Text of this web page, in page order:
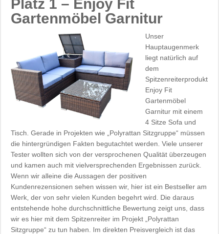
Platz 1 – Enjoy Fit
Gartenmöbel Garnitur
Unser
Hauptaugenmerk
liegt natürlich auf
dem
Spitzenreiterprodukt
Enjoy Fit
Gartenmöbel
Garnitur mit einem
4 Sitze Sofa und
Tisch. Gerade in Projekten wie „Polyrattan Sitzgruppe“ müssen
die hintergründigen Fakten begutachtet werden. Viele unserer
Tester wollten sich von der versprochenen Qualität überzeugen
und kamen auch mit vielversprechenden Ergebnissen zurück.
Wenn wir alleine die Aussagen der positiven
Kundenrezensionen sehen wissen wir, hier ist ein Bestseller am
Werk, der von sehr vielen Kunden begehrt wird. Die daraus
entstehende hohe durchschnittliche Bewertung zeigt uns, dass
wir es hier mit dem Spitzenreiter im Projekt „Polyrattan
Sitzgruppe“ zu tun haben. Im direkten Preisvergleich ist das